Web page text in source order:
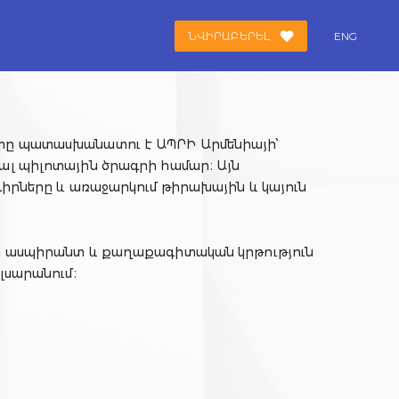
ՆՎԻՐԱԲԵՐԵԼ ENG
պատասխանատու է ԱՊՐԻ Արմենիայի՝
պիլոտային ծրագրի համար։ Այն
և առաջարկում թիրախային և կայուն
ասպիրանտ և քաղաքագիտական կրթություն